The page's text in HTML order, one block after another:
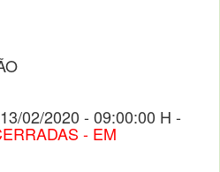
02/2020 - 09:00:00 H -
- EM